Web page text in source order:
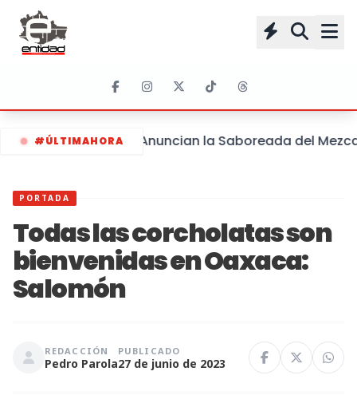
#ÚLTIMAHORA Anuncian la Saboreada del
PORTADA
Todas las corcholatas son
bienvenidas en Oaxaca:
Salomón
REDACCIÓN
Pedro Parola
PUBLICADO
27 de junio de 2023